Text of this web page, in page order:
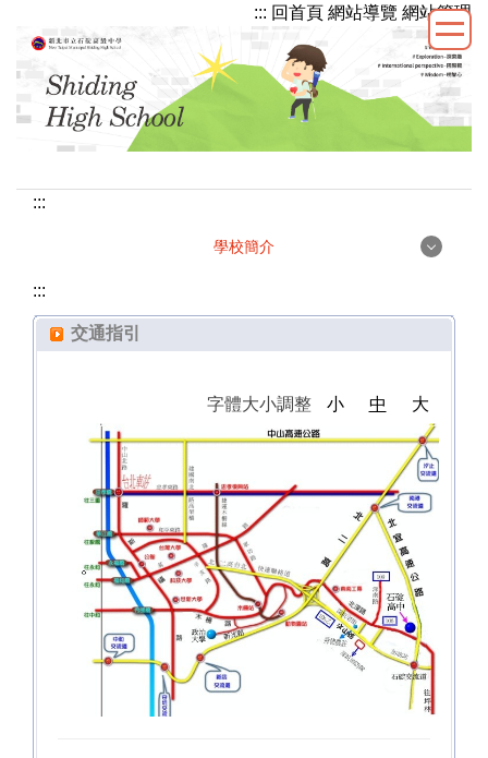
主
內
::: 回首頁 網站導覽 網站管理
:::
學校簡介
綜合高中
碇中特教
交通指引
:::
交通指引
字體大小調整 小 中 大